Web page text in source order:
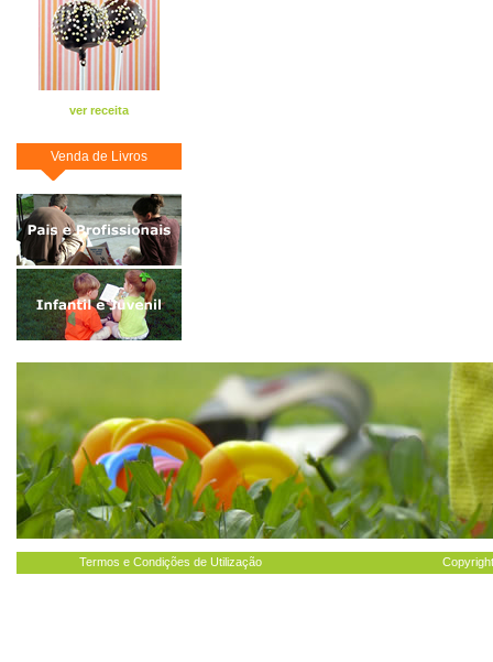
ver receita
Venda de Livros
Termos e Condições de Utilização